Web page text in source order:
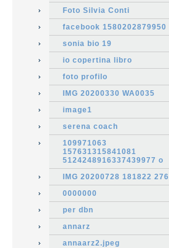
Foto Silvia Conti
facebook 1580202879950
sonia bio 19
io copertina libro
foto profilo
IMG 20200330 WA0035
image1
serena coach
109971063
157631315841081
5124248916337439977 o
IMG 20200728 181822 276
0000000
per dbn
annarz
annaarz2.jpeg